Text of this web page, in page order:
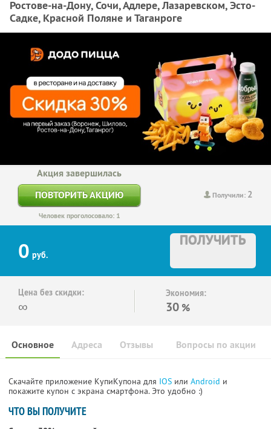
Ростове-на-Дону, Сочи, Адлере, Лазаревском, Эсто-
Садке, Красной Поляне и Таганроге
Получили: 2
Акция завершилась
ПОВТОРИТЬ АКЦИЮ
Человек проголосовало: 1
0 руб.
ПОЛУЧИТЬ
Цена без скидки:
∞
Экономия:
30 %
Основное Отзывы Вопросы по акции
Адреса
Скачайте приложение КупиКупона для IOS или Android и
покажите купон с экрана смартфона. Это удобно :)
ЧТО ВЫ ПОЛУЧИТЕ